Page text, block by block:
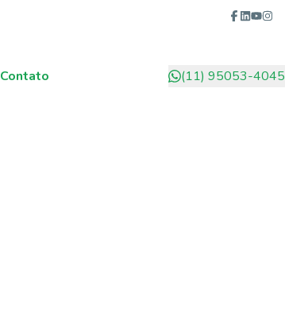
Contato (11) 95053-4045